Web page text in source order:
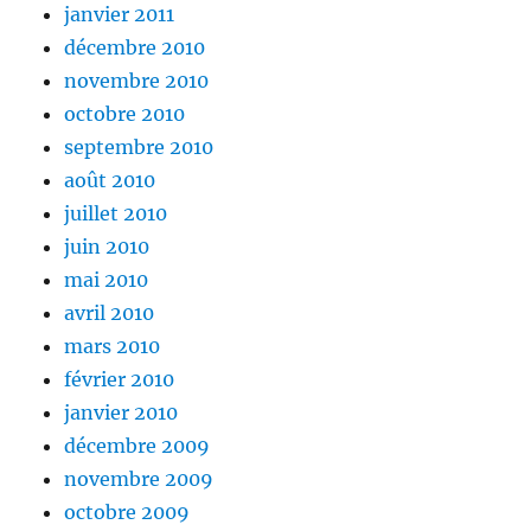
janvier 2011
décembre 2010
novembre 2010
octobre 2010
septembre 2010
août 2010
juillet 2010
juin 2010
mai 2010
avril 2010
mars 2010
février 2010
janvier 2010
décembre 2009
novembre 2009
octobre 2009